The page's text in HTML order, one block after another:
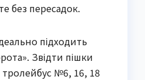
без пересадок.
підходить
Звідти пішки
№6, 16, 18